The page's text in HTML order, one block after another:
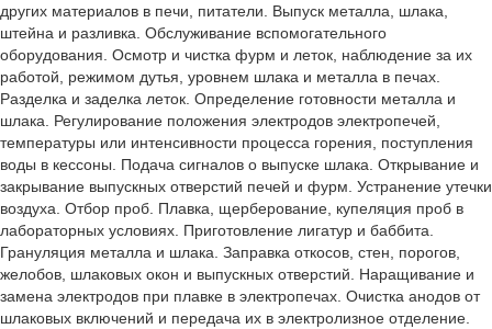
других материалов в печи, питатели. Выпуск металла, шлака,
штейна и разливка. Обслуживание вспомогательного
оборудования. Осмотр и чистка фурм и леток, наблюдение за их
работой, режимом дутья, уровнем шлака и металла в печах.
Разделка и заделка леток. Определение готовности металла и
шлака. Регулирование положения электродов электропечей,
температуры или интенсивности процесса горения, поступления
воды в кессоны. Подача сигналов о выпуске шлака. Открывание и
закрывание выпускных отверстий печей и фурм. Устранение утечки
воздуха. Отбор проб. Плавка, щерберование, купеляция проб в
лабораторных условиях. Приготовление лигатур и баббита.
Грануляция металла и шлака. Заправка откосов, стен, порогов,
желобов, шлаковых окон и выпускных отверстий. Наращивание и
замена электродов при плавке в электропечах. Очистка анодов от
шлаковых включений и передача их в электролизное отделение.